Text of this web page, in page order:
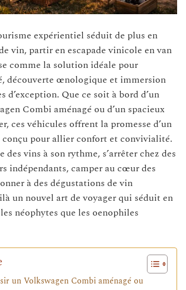
expérientiel séduit de plus en
vin, partir en escapade vinicole en van
comme la solution idéale pour
découverte œnologique et immersion
d’exception. Que ce soit à bord d’un
Combi aménagé ou d’un spacieux
ces véhicules offrent la promesse d’un
pour allier confort et convivialité.
des vins à son rythme, s’arrêter chez des
indépendants, camper au cœur des
à des dégustations de vin
un nouvel art de voyager qui séduit en
néophytes que les oenophiles
un Volkswagen Combi aménagé ou